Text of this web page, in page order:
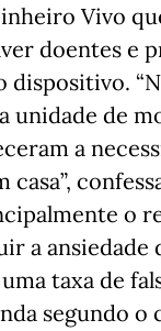
Vivo
doentes e
dispositivo.
unidade de
a
casa”,
o
a ansiedade
taxa de
segundo o